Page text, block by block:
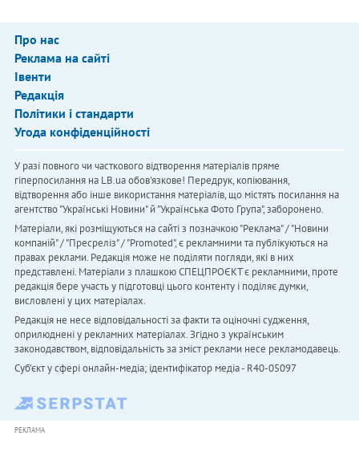
Про нас
Реклама на сайті
Івенти
Редакція
Політики і стандарти
Угода конфіденційності
У разі повного чи часткового відтворення матеріалів пряме
гіперпосилання на LB.ua обов'язкове! Передрук, копіювання,
відтворення або інше використання матеріалів, що містять посилання на
агентство "Українськi Новини" й "Українська Фото Група", заборонено.
Матеріали, які розміщуються на сайті з позначкою "Реклама" / "Новини
компаній" / "Пресреліз" / "Promoted", є рекламними та публікуються на
правах реклами. Редакція може не поділяти погляди, які в них
представлені. Матеріали з плашкою СПЕЦПРОЄКТ є рекламними, проте
редакція бере участь у підготовці цього контенту і поділяє думки,
висловлені у цих матеріалах.
Редакція не несе відповідальності за факти та оціночні судження,
оприлюднені у рекламних матеріалах. Згідно з українським
законодавством, відповідальність за зміст реклами несе рекламодавець.
Cуб'єкт у сфері онлайн-медіа; ідентифікатор медіа - R40-05097
РЕКЛАМА